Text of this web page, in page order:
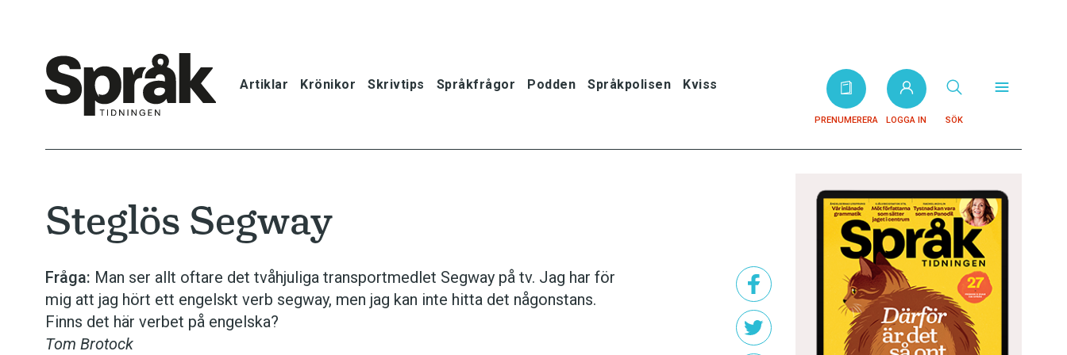
Artiklar Krönikor Skrivtips Språkfrågor Podden Språkpolisen Kviss
PRENUMERERA LOGGA IN SÖK
Krönikor
Språkfrågor
Skrivtips
Steglös Segway
Fråga: Man ser allt oftare det tvåhjuliga transportmedlet Segway på tv. Jag har för
mig att jag hört ett engelskt verb segway, men jag kan inte hitta det någonstans.
Finns det här verbet på engelska?
Tom Brotock